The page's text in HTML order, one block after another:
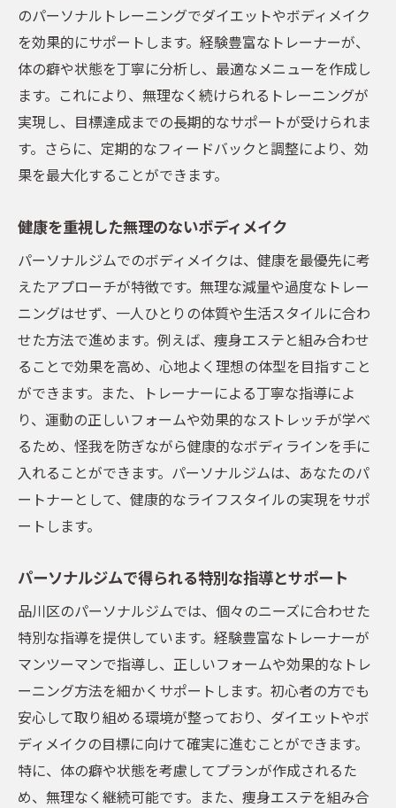
のパーソナルトレーニングでダイエットやボディメイク
を効果的にサポートします。経験豊富なトレーナーが、
体の癖や状態を丁寧に分析し、最適なメニューを作成し
ます。これにより、無理なく続けられるトレーニングが
実現し、目標達成までの長期的なサポートが受けられま
す。さらに、定期的なフィードバックと調整により、効
果を最大化することができます。
健康を重視した無理のないボディメイク
パーソナルジムでのボディメイクは、健康を最優先に考
えたアプローチが特徴です。無理な減量や過度なトレー
ニングはせず、一人ひとりの体質や生活スタイルに合わ
せた方法で進めます。例えば、痩身エステと組み合わせ
ることで効果を高め、心地よく理想の体型を目指すこと
ができます。また、トレーナーによる丁寧な指導によ
り、運動の正しいフォームや効果的なストレッチが学べ
るため、怪我を防ぎながら健康的なボディラインを手に
入れることができます。パーソナルジムは、あなたのパ
ートナーとして、健康的なライフスタイルの実現をサポ
ートします。
パーソナルジムで得られる特別な指導とサポート
品川区のパーソナルジムでは、個々のニーズに合わせた
特別な指導を提供しています。経験豊富なトレーナーが
マンツーマンで指導し、正しいフォームや効果的なトレ
ーニング方法を細かくサポートします。初心者の方でも
安心して取り組める環境が整っており、ダイエットやボ
ディメイクの目標に向けて確実に進むことができます。
特に、体の癖や状態を考慮してプランが作成されるた
め、無理なく継続可能です。また、痩身エステを組み合